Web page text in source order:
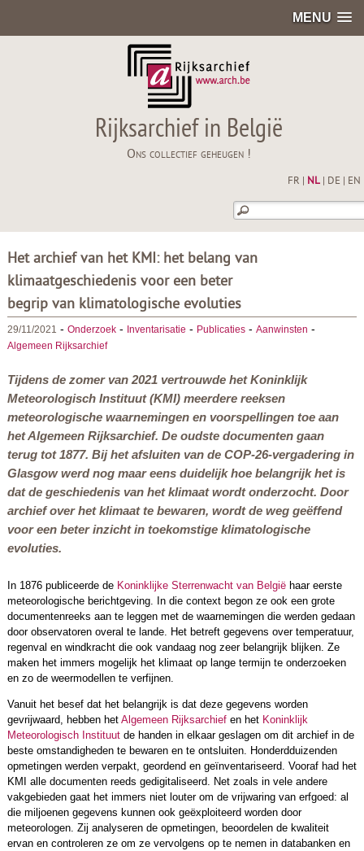
MENU
Rijksarchief in België
Ons collectief geheugen !
FR NL| DE EN
Het archief van het KMI: het belang van
klimaatgeschiedenis voor een beter
begrip van klimatologische evoluties
29/11/2021 - Onderzoek- Inventarisatie - Publicaties- Aanwinsten -
Algemeen Rijksarchief
Tijdens de zomer van 2021 vertrouwde het Koninklijk
Meteorologisch Instituut (KMI) meerdere reeksen
meteorologische waarnemingen en voorspellingen toe aan
het Algemeen Rijksarchief. De oudste documenten gaan
terug tot 1877. Bij het afsluiten van de COP-26-vergadering in
Glasgow werd nog maar eens duidelijk hoe belangrijk het is
dat de geschiedenis van het klimaat wordt onderzocht. Door
archief over het klimaat te bewaren, wordt de weg geëffend
voor een beter inzicht in toekomstige klimatologische
evoluties.
In 1876 publiceerde de Koninklijke Sterrenwacht van Belgiëhaar eerste
meteorologische berichtgeving. In die context begon ze ook een grote
documentenreeks aan te leggen met de waarnemingen die werden gedaan
door observatoren overal te lande. Het betreft gegevens over temperatuur,
regenval en windkracht die ook vandaag nog zeer belangrijk blijken. Ze
maken het immers mogelijk het klimaat op lange termijn te onderzoeken
en zo de weermodellen te verfijnen.
Vanuit het besef dat het belangrijk is dat deze gegevens worden
gevrijwaard, hebben het Algemeen Rijksarchiefen het Koninklijk
Meteorologisch Instituutde handen in elkaar geslagen om dit archief in de
beste omstandigheden te bewaren en te ontsluiten. Honderdduizenden
opmetingen werden verpakt, geordend en geïnventariseerd. Vooraf had het
KMI alle documenten reeds gedigitaliseerd. Net zoals in vele andere
vakgebieden gaat het immers niet louter om de vrijwaring van erfgoed: al
die miljoenen gegevens kunnen ook geëxploiteerd worden door
meteorologen. Zij analyseren de opmetingen, beoordelen de kwaliteit
ervan en controleren ze om ze vervolgens op te nemen in databanken en